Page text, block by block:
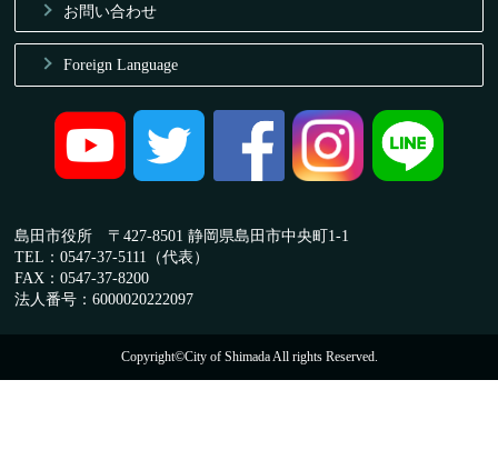
お問い合わせ
Foreign Language
島田市役所 〒427-8501 静岡県島田市中央町1-1
TEL：0547-37-5111（代表）
FAX：0547-37-8200
法人番号：6000020222097
Copyright©City of Shimada All rights Reserved.